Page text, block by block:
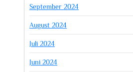
September 2024
August 2024
Juli 2024
Juni 2024